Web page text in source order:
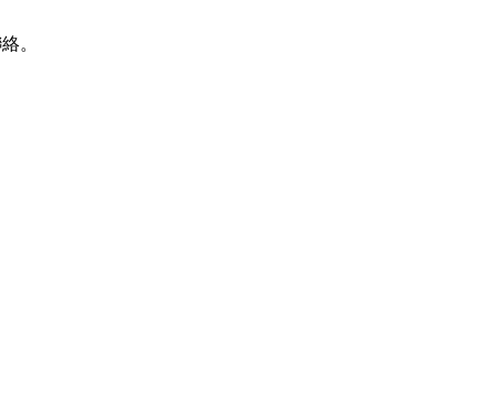
。